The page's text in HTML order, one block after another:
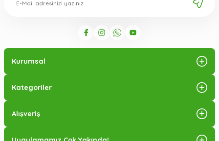
Kurumsal
Kategoriler
Alışveriş